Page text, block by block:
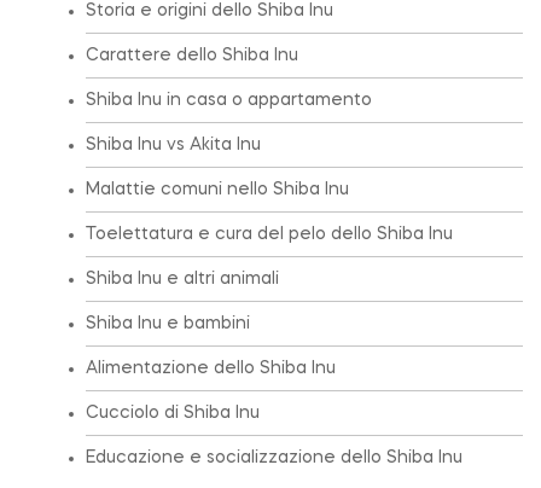
Storia e origini dello Shiba Inu
Carattere dello Shiba Inu
Shiba Inu in casa o appartamento
Shiba Inu vs Akita Inu
Malattie comuni nello Shiba Inu
Toelettatura e cura del pelo dello Shiba Inu
Shiba Inu e altri animali
Shiba Inu e bambini
Alimentazione dello Shiba Inu
Cucciolo di Shiba Inu
Educazione e socializzazione dello Shiba Inu